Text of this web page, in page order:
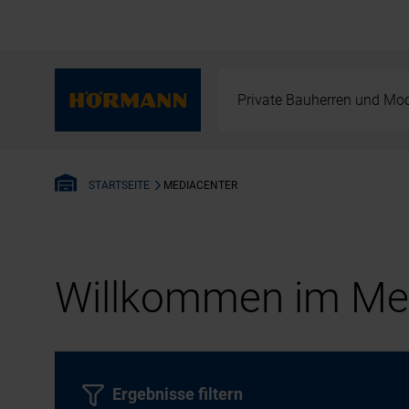
Private Bauherren und
STARTSEITE MEDIACENTER
Willkommen im
Ergebnisse filtern